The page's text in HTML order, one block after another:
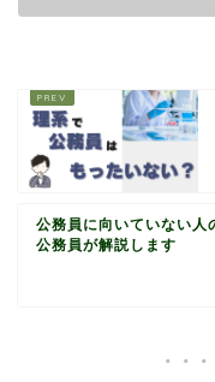
公務員に向いていない人
公務員が解説します